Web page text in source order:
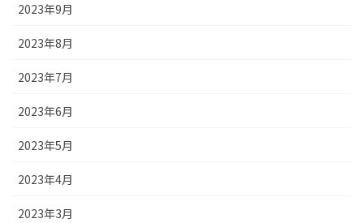
2023年9月
2023年8月
2023年7月
2023年6月
2023年5月
2023年4月
2023年3月